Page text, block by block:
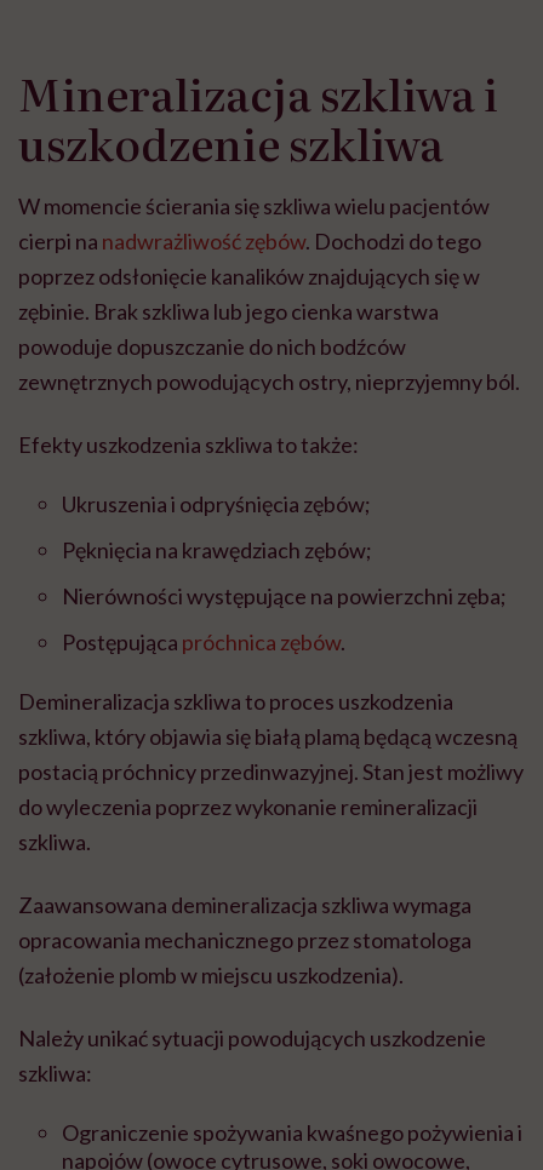
Mineralizacja szkliwa i
uszkodzenie szkliwa
W momencie ścierania się szkliwa wielu pacjentów
cierpi na nadwrażliwość zębów. Dochodzi do tego
poprzez odsłonięcie kanalików znajdujących się w
zębinie. Brak szkliwa lub jego cienka warstwa
powoduje dopuszczanie do nich bodźców
zewnętrznych powodujących ostry, nieprzyjemny ból.
Efekty uszkodzenia szkliwa to także:
Ukruszenia i odpryśnięcia zębów;
Pęknięcia na krawędziach zębów;
Nierówności występujące na powierzchni zęba;
Postępująca próchnica zębów.
Demineralizacja szkliwa to proces uszkodzenia
szkliwa, który objawia się białą plamą będącą wczesną
postacią próchnicy przedinwazyjnej. Stan jest możliwy
do wyleczenia poprzez wykonanie remineralizacji
szkliwa.
Zaawansowana demineralizacja szkliwa wymaga
opracowania mechanicznego przez stomatologa
(założenie plomb w miejscu uszkodzenia).
Należy unikać sytuacji powodujących uszkodzenie
szkliwa:
Ograniczenie spożywania kwaśnego pożywienia i
napojów (owoce cytrusowe, soki owocowe,